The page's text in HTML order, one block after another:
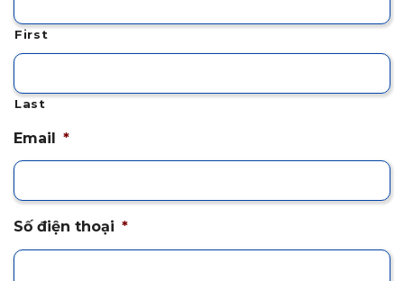
First
Last
Email *
Số điện thoại *